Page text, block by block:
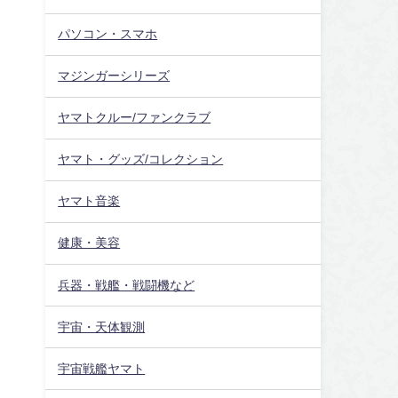
パソコン・スマホ
マジンガーシリーズ
ヤマトクルー/ファンクラブ
ヤマト・グッズ/コレクション
ヤマト音楽
健康・美容
兵器・戦艦・戦闘機など
宇宙・天体観測
宇宙戦艦ヤマト